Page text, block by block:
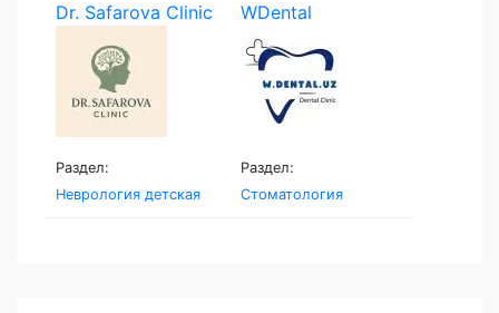
Dr. Safarova Clinic
Раздел:
Неврология детская
WDental
Раздел:
Стоматология